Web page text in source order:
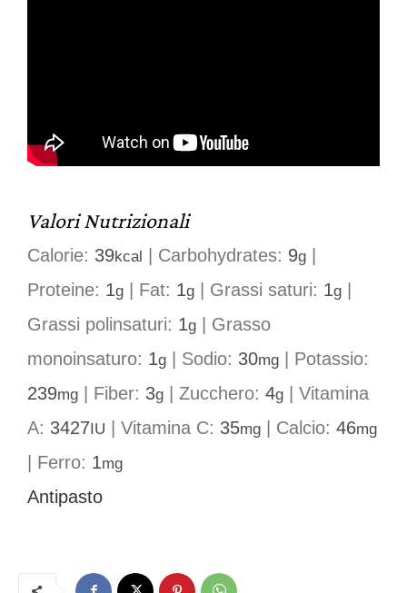
Valori Nutrizionali
Calorie: 39kcal Carbohydrates: 9g
Proteine: 1g Fat: 1g Grassi saturi: 1g
Grassi polinsaturi: 1g
Grasso
monoinsaturo: 1g Sodio: 30mg
Potassio:
239mg Fiber: 3g Zucchero: 4g
Vitamina
A: 3427IU Vitamina C: 35mg Calcio: 46mg
Ferro: 1mg
Antipasto